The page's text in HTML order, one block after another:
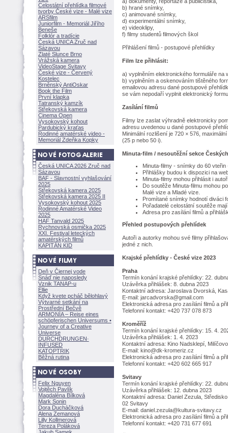
Celostátní přehlídka filmové
tvorby České vize - Malé vize
ARSfilm
Juniorfilm - Memoriál Jiřího
Beneše
Folklór a tradície
Česká UNICA Zruč nad
Sázavou
Zlaté Slunce Brno
Vrážská kamera
VideoStage Svitavy
České vize - Červený
Kostelec
Brněnský AntiOskar
Book the Film
První klapka
Tatranský kamzík
Střekovská kamera
Cinema Open
Vysokovský kohout
Pardubický kraťas
Rodinné amatérské video -
Memoriál Zdeňka Kopky
Česká UNICA 2026 Zruč nad
Sázavou
BAF - Slavnostní vyhlašování
2025
Střekovská kamera 2025
Střekovská kamera 2025 II
Vysokovský kohout 2025
Rodinné Amatérské Video
2025
HAF Tanvald 2025
Rychnovská osmička 2025
XXI. Festival leteckých
amatérských filmů
KAPITÁN KID
Deň v Čiernej vode
Snáď nie naposledy
Vznik TANAP-u
Ellie
Když kvete pcháč bělohlavý
Výtvarné setkání na
Prostřední Bečvě
ARMONÍA – Reise eines
schöpferischen Universums •
Journey of a Creative
Universe
DURCHDRUNGEN·
INFUSED
KATOPTRIK
Běžná rutina
Felix Nguyen
Vojtěch Pavlík
Magdaléna Bílkov
Mark Sonin
Dora Ducháčkov
Alena Zemanov
Lilly Kollmerov
Tereza Polákov
b) hrané snímky,
c) animované snímky,
d) experimentální snímky,
e) videoklipy,
f) filmy studentů filmových škol
Přihlášení filmů - postupové přehlídky
Film lze přihlásit:
a) vyplněním elektronického formuláře
b) vyplněním a oskenováním tištěného
emailovou adresu dané postupové
se vám nepodaří vyplnit elektronický
Zasílání filmů
Filmy lze zaslat výhradně elektronicky
adresu uvedenou u dané postupové
Minimální rozlišení je 720 × 576,
(25 p nebo 50 i).
Minuta-film / nesoutěžní sekce
Minuta-filmy - snímky do 60
Přihlášky budou k dispozici na
Minuta-filmy mohou přihlásit i
Do soutěže Minuta-filmu mohou
Malé vize a Mladé vize.
Promítané snímky hodnotí diváci
Pořadatelé celostátní soutěže
Adresa pro zasílání filmů a
Přehled postupových přehlídek
Autoři a autorky mohou své filmy
jedné z nich.
Krajské přehlídky - České vize 2023
Praha
Termín konání krajské přehlídky: 22.
Uzávěrka přihlášek: 8. dubna 2023
Kontaktní adresa: Jaroslava Dvorská,
E-mail: jarcadvorska@gmail.com
Elektronická adresa pro zasílání filmů a
Telefonní kontakt: +420 737 078 873
Kroměříž
Termín konání krajské přehlídky: 15. 4.
Uzávěrka přihlášek: 1. 4. 2023
Kontaktní adresa: Kino Nadsklepí,
E-mail: kino@dk-kromeriz.cz
Elektronická adresa pro zasílání filmů a
Telefonní kontakt: +420 602 665 917
Svitavy
Termín konání krajské přehlídky: 22.
Uzávěrka přihlášek: 12. dubna 2023
Kontaktní adresa: Daniel Zezula,
02 Svitavy
E-mail: daniel.zezula@kultura-svitavy.cz
Elektronická adresa pro zasílání filmů a
Telefonní kontakt: +420 731 677 691